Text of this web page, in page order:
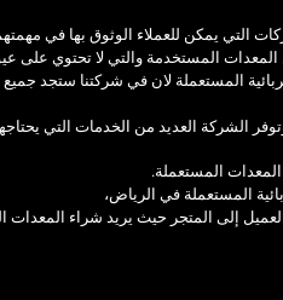
التي يمكن للعملاء الوثوق بها في
المستخدمة والتي لا تحتوي على
المستعملة لان في شركتنا ستجد
الشركة العديد من الخدمات التي يحتاجها
المستعملة.
المستعملة في الرياض،
إلى المتجر حيث يريد شراء المعدات